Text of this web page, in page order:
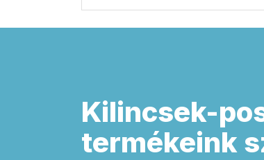
Kilincsek-
termékeink